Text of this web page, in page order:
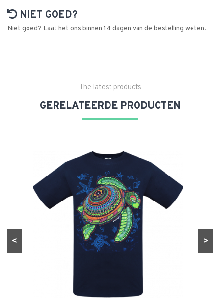
NIET GOED?
Niet goed? Laat het ons binnen 14 dagen van de bestelling weten.
The latest products
GERELATEERDE PRODUCTEN
>
<